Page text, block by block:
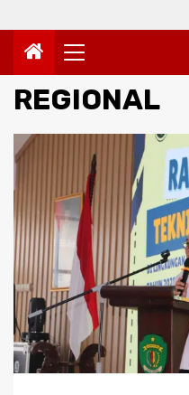
Primary
Menu
REGIONAL